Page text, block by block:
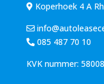
Koperhoek 4 A
085 487 70 10
KVK nummer: